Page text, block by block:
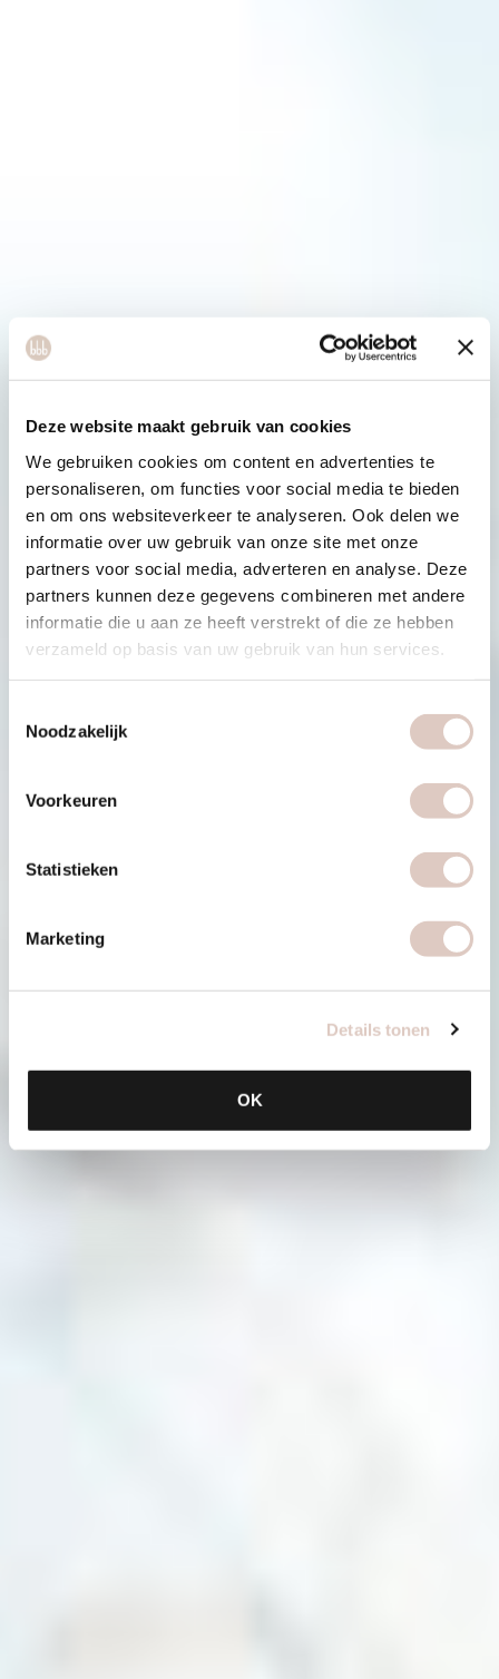
Deze website maakt gebruik van cookies
We gebruiken cookies om content en advertenties te
personaliseren, om functies voor social media te bieden
en om ons websiteverkeer te analyseren. Ook delen we
informatie over uw gebruik van onze site met onze
partners voor social media, adverteren en analyse. Deze
partners kunnen deze gegevens combineren met andere
informatie die u aan ze heeft verstrekt of die ze hebben
verzameld op basis van uw gebruik van hun services.
Noodzakelijk
Voorkeuren
Statistieken
Marketing
Details tonen
OK